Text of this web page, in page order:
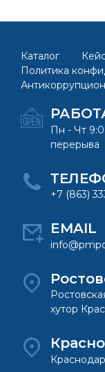
Каталог
Политика
Пн - Чт
перерыва
+7 (863)
EMAIL
хутор